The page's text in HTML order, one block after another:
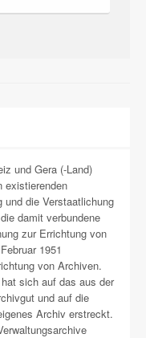
und Gera (-Land)
existierenden
und die Verstaatlichung
damit verbundene
zur Errichtung von
1951
von Archiven.
sich auf das aus der
und auf die
Archiv erstreckt.